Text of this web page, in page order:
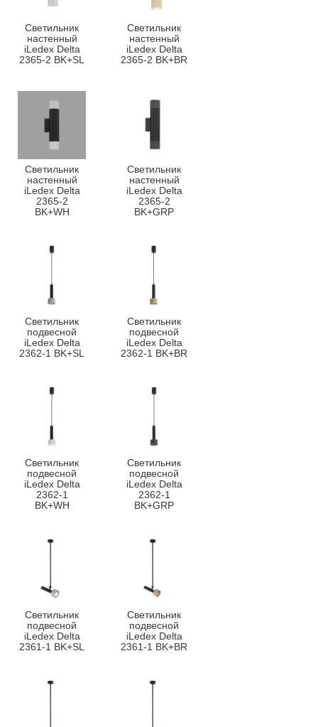
Светильник
настенный
iLedex Delta
2365-2 BK+SL
Светильник
настенный
iLedex Delta
2365-2 BK+BR
Светильник
настенный
iLedex Delta
2365-2
BK+WH
Светильник
настенный
iLedex Delta
2365-2
BK+GRP
Светильник
подвесной
iLedex Delta
2362-1 BK+SL
Светильник
подвесной
iLedex Delta
2362-1 BK+BR
Светильник
подвесной
iLedex Delta
2362-1
BK+WH
Светильник
подвесной
iLedex Delta
2362-1
BK+GRP
Светильник
подвесной
iLedex Delta
2361-1 BK+SL
Светильник
подвесной
iLedex Delta
2361-1 BK+BR